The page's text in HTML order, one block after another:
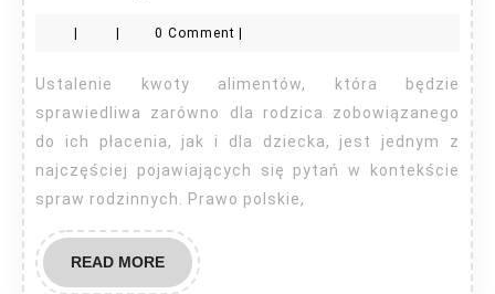
wynosić
alimenty?
| | 0 Comment |
Ustalenie kwoty alimentów, która będzie
sprawiedliwa zarówno dla rodzica zobowiązanego
do ich płacenia, jak i dla dziecka, jest jednym z
najczęściej pojawiających się pytań w kontekście
spraw rodzinnych. Prawo polskie,
READ MOREREAD
MORE